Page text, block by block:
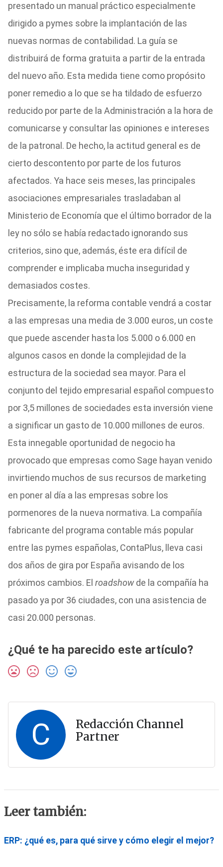
presentado un manual práctico especialmente
dirigido a pymes sobre la implantación de las
nuevas normas de contabilidad. La guía se
distribuirá de forma gratuita a partir de la entrada
del nuevo año. Esta medida tiene como propósito
poner remedio a lo que se ha tildado de esfuerzo
reducido por parte de la Administración a la hora de
comunicarse y consultar las opiniones e intereses
de la patronal. De hecho, la actitud general es de
cierto descontento por parte de los futuros
afectados. Ya hace seis meses, las principales
asociaciones empresariales trasladaban al
Ministerio de Economía que el último borrador de la
ley no sólo se había redactado ignorando sus
criterios, sino que, además, éste era difícil de
comprender e implicaba mucha inseguridad y
demasiados costes.
Precisamente, la reforma contable vendrá a costar
a las empresas una media de 3.000 euros, un coste
que puede ascender hasta los 5.000 o 6.000 en
algunos casos en donde la complejidad de la
estructura de la sociedad sea mayor. Para el
conjunto del tejido empresarial español compuesto
por 3,5 millones de sociedades esta inversión viene
a significar un gasto de 10.000 millones de euros.
Esta innegable oportunidad de negocio ha
provocado que empresas como Sage hayan venido
invirtiendo muchos de sus recursos de marketing
en poner al día a las empresas sobre los
pormenores de la nueva normativa. La compañía
fabricante del programa contable más popular
entre las pymes españolas, ContaPlus, lleva casi
dos años de gira por España avisando de los
próximos cambios. El roadshowde la compañía ha
pasado ya por 36 ciudades, con una asistencia de
casi 20.000 personas.
¿Qué te ha parecido este artículo?
C
Redacción Channel
Partner
Leer también:
ERP: ¿qué es, para qué sirve y cómo elegir el mejor?